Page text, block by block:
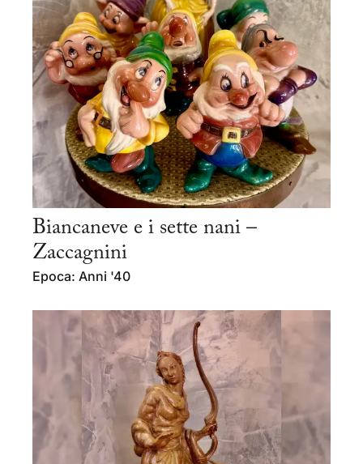
Biancaneve e i sette nani –
Zaccagnini
Epoca: Anni '40